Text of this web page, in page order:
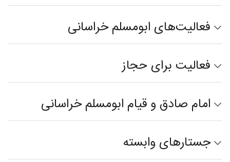
فعالیت‌های ابومسلم خراسانی
فعالیت برای حجاز
امام صادق و قیام ابومسلم خراسانی
جستارهای وابسته